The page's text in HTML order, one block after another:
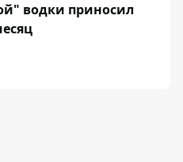
водки приносил